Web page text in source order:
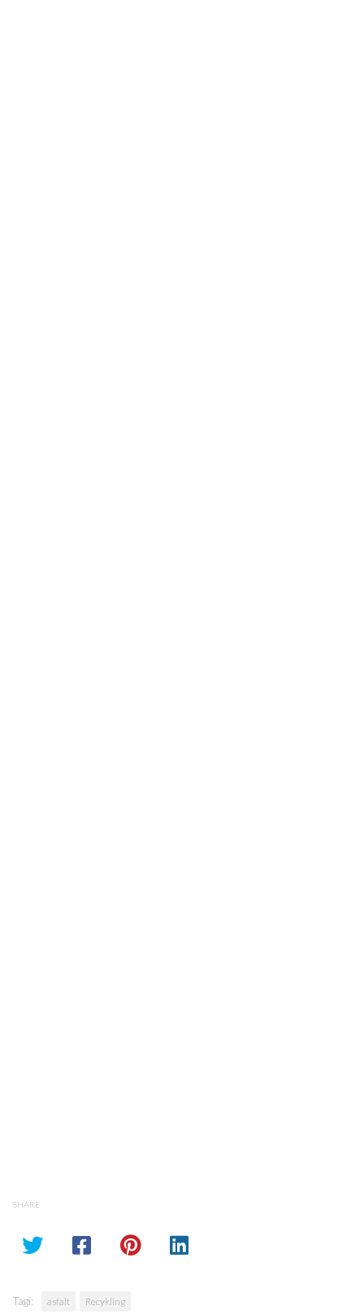
SHARE
Tagi: asfalt Recykling